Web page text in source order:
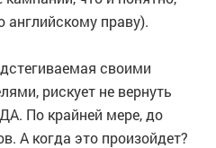
английскому праву).
своими
рискует не вернуть
По крайней мере, до
А когда это произойдет?